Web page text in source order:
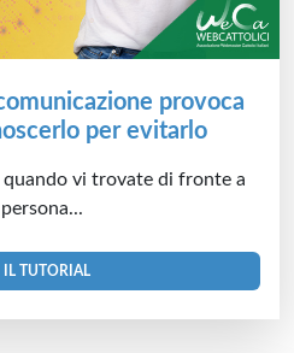
provoca
per evitarlo
quando vi trovate di fronte a
IL TUTORIAL